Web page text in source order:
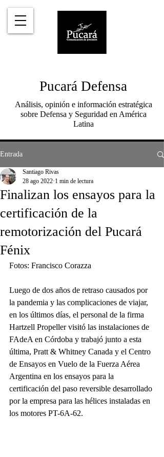
Pucará Defensa
Análisis, opinión e información estratégica
sobre Defensa y Seguridad en América
Latina
Entrada
Finalizan los ensayos para la
certificación de la
remotorización del Pucará
Fénix
Santiago Rivas
28 ago 2022 1 min de lectura
Fotos: Francisco Corazza
Luego de dos años de retraso causados por
la pandemia y las complicaciones de viajar,
en los últimos días, el personal de la firma
Hartzell Propeller visitó las instalaciones de
FAdeA en Córdoba y trabajó junto a esta
última, Pratt & Whitney Canada y el Centro
de Ensayos en Vuelo de la Fuerza Aérea
Argentina en los ensayos para la
certificación del paso reversible desarrollado
por la empresa para las hélices instaladas en
los motores PT-6A-62.